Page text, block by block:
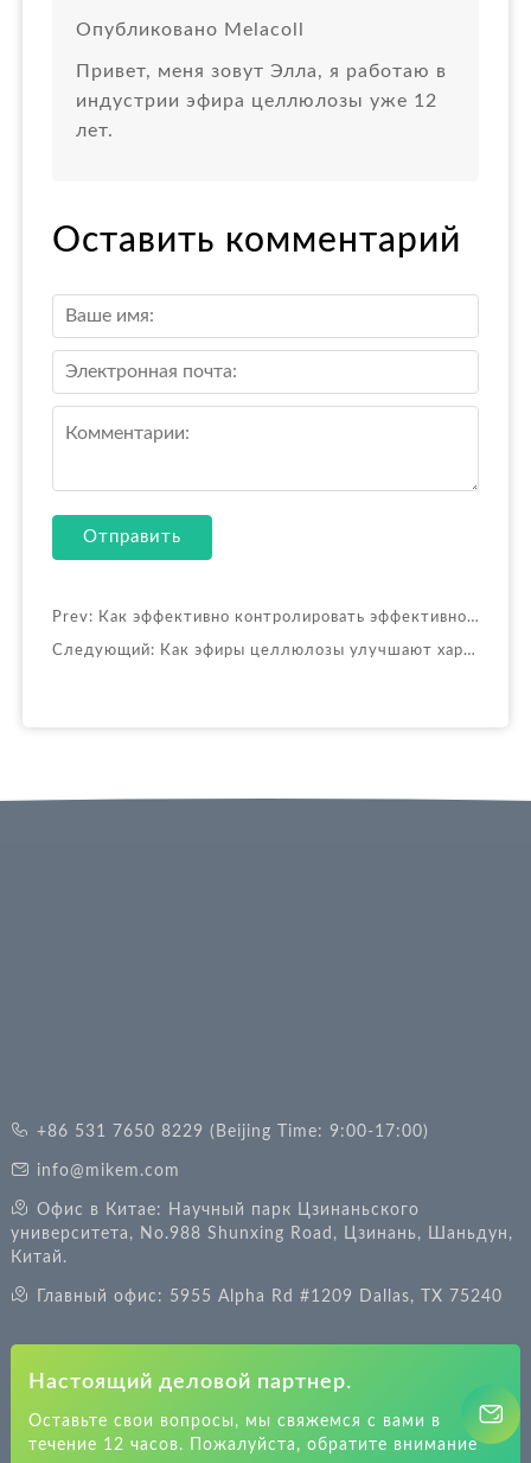
Опубликовано Melacoll
Привет, меня зовут Элла, я работаю в
индустрии эфира целлюлозы уже 12
лет.
Оставить комментарий
Отправить
Prev: Как эффективно контролировать эффективность эфиров целлюлозы в цементных изделиях?
Следующий: Как эфиры целлюлозы улучшают характеристики плиточных клеев
+86 531 7650 8229 (Beijing Time: 9:00-17:00)
info@mikem.com
Офис в Китае: Научный парк Цзинаньского
университета, No.988 Shunxing Road, Цзинань, Шаньдун,
Китай.
Главный офис: 5955 Alpha Rd #1209 Dallas, TX 75240
Настоящий деловой партнер.
Оставьте свои вопросы, мы свяжемся с вами в
течение 12 часов. Пожалуйста, обратите внимание